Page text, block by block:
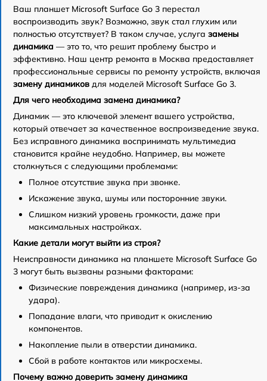
Ваш планшет Microsoft Surface Go 3 перестал
воспроизводить звук? Возможно, звук стал глухим или
полностью отсутствует? В таком случае, услуга замены
динамика — это то, что решит проблему быстро и
эффективно. Наш центр ремонта в Москва предоставляет
профессиональные сервисы по ремонту устройств, включая
замену динамиков для моделей Microsoft Surface Go 3.
Для чего необходима замена динамика?
Динамик — это ключевой элемент вашего устройства,
который отвечает за качественное воспроизведение звука.
Без исправного динамика воспринимать мультимедиа
становится крайне неудобно. Например, вы можете
столкнуться с следующими проблемами:
Полное отсутствие звука при звонке.
Искажение звука, шумы или посторонние звуки.
Слишком низкий уровень громкости, даже при
максимальных настройках.
Какие детали могут выйти из строя?
Неисправности динамика на планшете Microsoft Surface Go
3 могут быть вызваны разными факторами:
Физические повреждения динамика (например, из-за
удара).
Попадание влаги, что приводит к окислению
компонентов.
Накопление пыли в отверстии динамика.
Сбой в работе контактов или микросхемы.
Почему важно доверить замену динамика